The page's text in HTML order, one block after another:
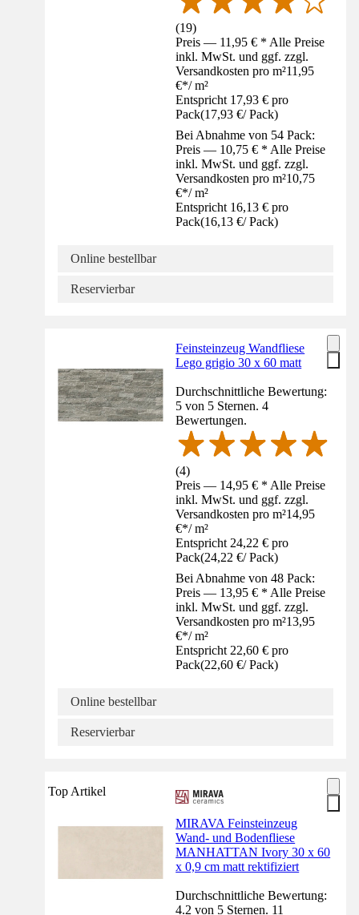
(19)
Preis — 11,95 € * Alle Preise
inkl. MwSt. und ggf. zzgl.
Versandkosten pro m²11,95
€*/ m²
Entspricht 17,93 € pro
Pack(17,93 €/ Pack)
Bei Abnahme von 54 Pack:
Preis — 10,75 € * Alle Preise
inkl. MwSt. und ggf. zzgl.
Versandkosten pro m²10,75
€*/ m²
Entspricht 16,13 € pro
Pack(16,13 €/ Pack)
Online bestellbar
Reservierbar
Feinsteinzeug Wandfliese
Lego grigio 30 x 60 matt
Durchschnittliche Bewertung:
5 von 5 Sternen. 4
Bewertungen.
(4)
Preis — 14,95 € * Alle Preise
inkl. MwSt. und ggf. zzgl.
Versandkosten pro m²14,95
€*/ m²
Entspricht 24,22 € pro
Pack(24,22 €/ Pack)
Bei Abnahme von 48 Pack:
Preis — 13,95 € * Alle Preise
inkl. MwSt. und ggf. zzgl.
Versandkosten pro m²13,95
€*/ m²
Entspricht 22,60 € pro
Pack(22,60 €/ Pack)
Online bestellbar
Reservierbar
Top Artikel
MIRAVA Feinsteinzeug
Wand- und Bodenfliese
MANHATTAN Ivory 30 x 60
x 0,9 cm matt rektifiziert
Durchschnittliche Bewertung:
4.2 von 5 Sternen. 11